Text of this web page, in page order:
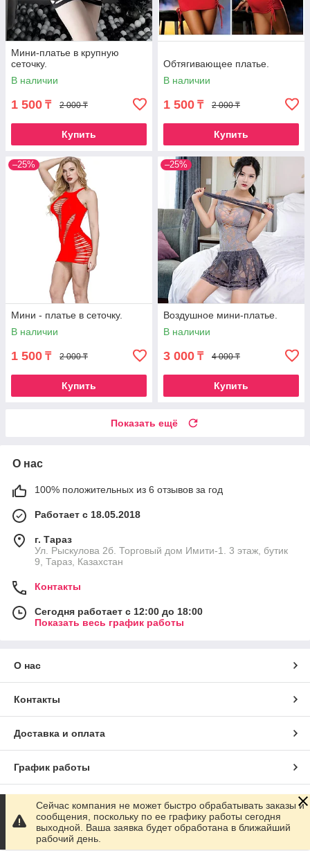
Мини-платье в крупную
сеточку.
В наличии
1 500 ₸ 2 000 ₸
Купить
Обтягивающее платье.
В наличии
1 500 ₸ 2 000 ₸
Купить
–25%
Мини - платье в сеточку.
В наличии
1 500 ₸ 2 000 ₸
Купить
–25%
Воздушное мини-платье.
В наличии
3 000 ₸ 4 000 ₸
Купить
Показать ещё
О нас
100% положительных из 6 отзывов за год
Работает с 18.05.2018
г. Тараз
Ул. Рыскулова 2б. Торговый дом Имити-1. 3 этаж, бутик
9, Тараз, Казахстан
Контакты
Сегодня работает с 12:00 до 18:00
Показать весь график работы
О нас
Контакты
Доставка и оплата
График работы
Полная версия сайта
Сайт создан на маркетплейсе Satu.kz
Сейчас компания не может быстро обрабатывать заказы и
сообщения, поскольку по ее графику работы сегодня
выходной. Ваша заявка будет обработана в ближайший
рабочий день.